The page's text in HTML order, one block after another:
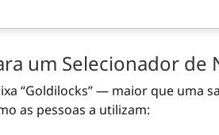
um Selecionador de
“Goldilocks” — maior que uma
as pessoas a utilizam: